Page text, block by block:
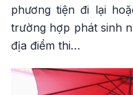
phương tiện đi lại
trường hợp phát sinh
địa điểm thi…